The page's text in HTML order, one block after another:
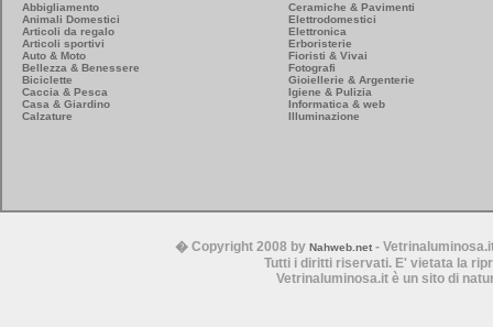
Abbigliamento
Animali Domestici
Articoli da regalo
Articoli sportivi
Auto & Moto
Bellezza & Benessere
Biciclette
Caccia & Pesca
Casa & Giardino
Calzature
Ceramiche & Pavimenti
Elettrodomestici
Elettronica
Erboristerie
Fioristi & Vivai
Fotografi
Gioiellerie & Argenterie
Igiene & Pulizia
Informatica & web
Illuminazione
� Copyright 2008 by Nahweb.net-
Tutti i diritti riservati. E' vietata la
Vetrinaluminosa.it è un sito di